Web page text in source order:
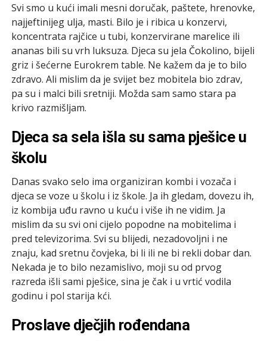
Svi smo u kući imali mesni doručak, paštete, hrenovke,
najjeftinijeg ulja, masti. Bilo je i ribica u konzervi,
koncentrata rajčice u tubi, konzervirane marelice ili
ananas bili su vrh luksuza. Djeca su jela Čokolino, bijeli
griz i šećerne Eurokrem table. Ne kažem da je to bilo
zdravo. Ali mislim da je svijet bez mobitela bio zdrav,
pa su i malci bili sretniji. Možda sam samo stara pa
krivo razmišljam.
Djeca sa sela išla su sama pješice u
školu
Danas svako selo ima organiziran kombi i vozača i
djeca se voze u školu i iz škole. Ja ih gledam, dovezu ih,
iz kombija uđu ravno u kuću i više ih ne vidim. Ja
mislim da su svi oni cijelo popodne na mobitelima i
pred televizorima. Svi su blijedi, nezadovoljni i ne
znaju, kad sretnu čovjeka, bi li ili ne bi rekli dobar dan.
Nekada je to bilo nezamislivo, moji su od prvog
razreda išli sami pješice, sina je čak i u vrtić vodila
godinu i pol starija kći.
Proslave dječjih rođendana